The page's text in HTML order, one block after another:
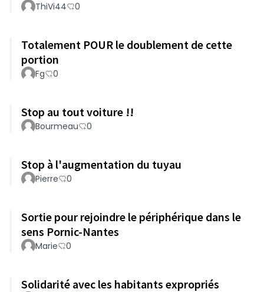
ThiVi44 0
Totalement POUR le doublement de cette
portion
Fg 0
Stop au tout voiture !!
Bourmeau 0
Stop à l'augmentation du tuyau
Pierre 0
Sortie pour rejoindre le périphérique dans le
sens Pornic-Nantes
Marie 0
Solidarité avec les habitants expropriés